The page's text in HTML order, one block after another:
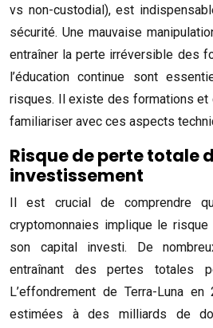
vs non-custodial), est
sécurité. Une mauvaise
entraîner la perte irréversible des
l’éducation continue sont
risques. Il existe des formations
familiariser avec ces aspects
Risque de perte totale
investissement
Il est crucial de comprendre
cryptomonnaies implique le
son capital investi. De
entraînant des pertes totales
L’effondrement de Terra-Luna
estimées à des milliards de